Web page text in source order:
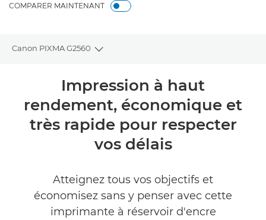
COMPARER MAINTENANT
Canon PIXMA G2560
Toggle breadcrumbs
Caractéristiques
Impression à haut
rendement, économique et
très rapide pour respecter
vos délais
Atteignez tous vos objectifs et
économisez sans y penser avec cette
imprimante à réservoir d'encre